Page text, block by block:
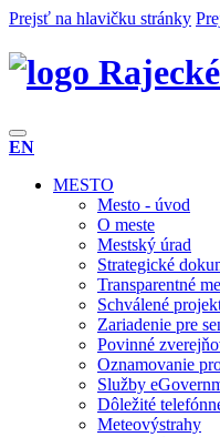
Prejsť na hlavičku stránky
EN
MESTO
Mesto - úvod
O meste
Mestský úrad
Strategické
Transparentné
Schválené
Zariadenie pre
Povinné
Oznamovanie
Služby
Dôležité
Meteovýstrahy